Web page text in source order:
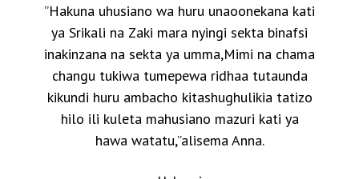
”Hakuna uhusiano wa huru unaoonekana kati
ya Srikali na Zaki mara nyingi sekta binafsi
inakinzana na sekta ya umma,Mimi na chama
changu tukiwa tumepewa ridhaa tutaunda
kikundi huru ambacho kitashughulikia tatizo
hilo ili kuleta mahusiano mazuri kati ya
hawa watatu,”alisema Anna.